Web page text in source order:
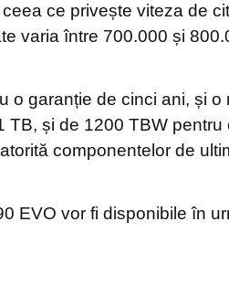
ce privește viteza de
varia între 700.000 și
o garanție de cinci ani, și
TB, și de 1200 TBW
componentelor de
EVO vor fi disponibile în